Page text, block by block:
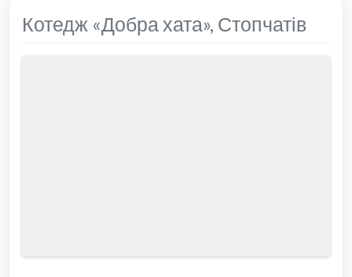
Котедж «Добра хата», Стопчатів